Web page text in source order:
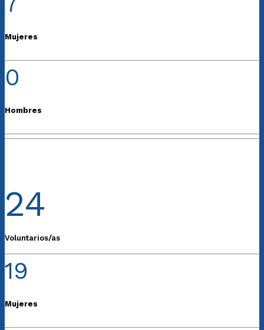
Mujeres
0
Hombres
24
Voluntarios/as
19
Mujeres